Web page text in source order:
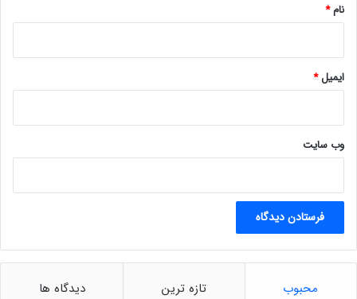
نام*
ایمیل*
وب‌ سایت
محبوب تازه ترین دیدگاه ها